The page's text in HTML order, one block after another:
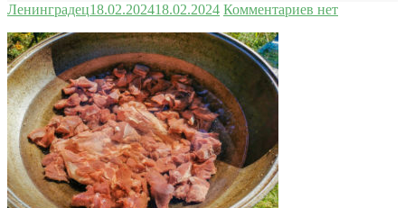
Ленинградец18.02.202418.02.2024 Комментариев нет